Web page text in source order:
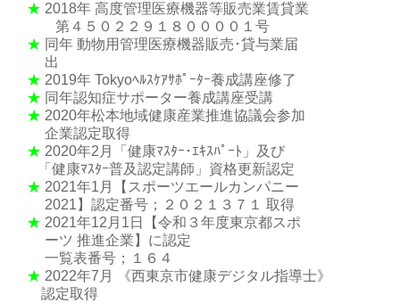
★ 2018年 高度管理医療機器等販売業賃貸業
第４５０２２９１８００００１号
★ 同年 動物用管理医療機器販売･貸与業届
出
★ 2019年 Tokyoﾍﾙｽｹｱｻﾎﾟｰﾀｰ養成講座修了
★ 同年認知症サポーター養成講座受講
★ 2020年松本地域健康産業推進協議会参加
企業認定取得
★ 2020年2月「健康ﾏｽﾀｰ･ｴｷｽﾊﾟｰﾄ」及び
「健康ﾏｽﾀｰ普及認定講師」資格更新認定
★ 2021年1月【スポーツエールカンパニー
2021】認定番号；２０２１３７１ 取得
★ 2021年12月1日【令和３年度東京都スポ
ーツ 推進企業】に認定
一覧表番号；１６４
★ 2022年7月 《西東京市健康デジタル指導士》
認定取得